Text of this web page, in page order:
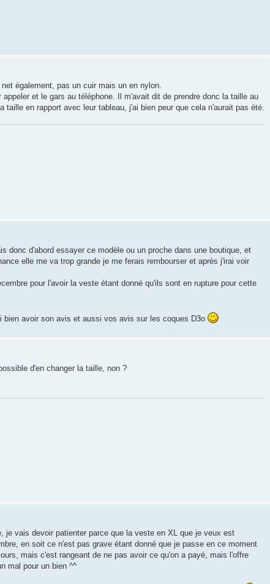
également, pas un cuir mais un en nylon.
et le gars au téléphone. Il m'avait dit de prendre donc la taille au
en rapport avec leur tableau, j'ai bien peur que cela n'aurait pas été.
donc d'abord essayer ce modèle ou un proche dans une boutique, et
elle me va trop grande je me ferais rembourser et après j'irai voir
pour l'avoir la veste étant donné qu'ils sont en rupture pour cette
bien avoir son avis et aussi vos avis sur les coques D3o
d'en changer la taille, non ?
je vais devoir patienter parce que la veste en XL que je veux est
en soit ce n'est pas grave étant donné que je passe en ce moment
mais c'est rangeant de ne pas avoir ce qu'on a payé, mais l'offre
mal pour un bien ^^